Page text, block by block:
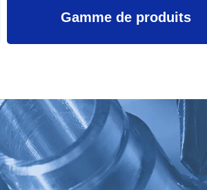
Gamme de produits